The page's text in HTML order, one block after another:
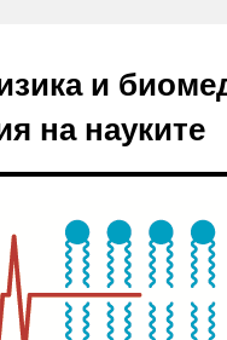
и
на науките